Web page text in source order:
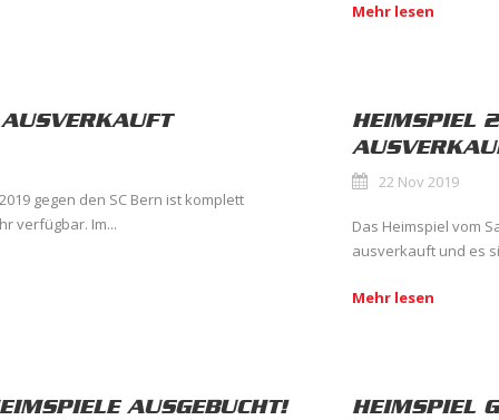
Mehr lesen
gegen den SC Bern ist komplett
verfügbar. Im...
HEIMSPIEL
22 Nov 2019
Das Heimspiel vom
ausverkauft und es
Mehr lesen
AUSGEBUCHT! HEIMSPIEL